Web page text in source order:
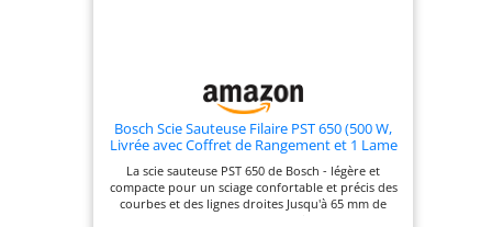
Allen, 1 x Adaptateur d'aspirateur, 1x Manuel
d'Instruction
Bosch Scie Sauteuse Filaire PST 650 (500 W,
Livrée avec Coffret de Rangement et 1 Lame
La scie sauteuse PST 650 de Bosch - légère et
compacte pour un sciage confortable et précis des
courbes et des lignes droites Jusqu'à 65 mm de